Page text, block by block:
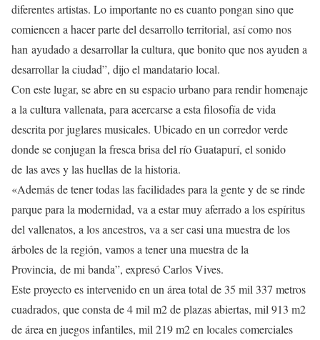
diferentes artistas. Lo importante no es cuanto pongan sino que
comiencen a hacer parte del desarrollo territorial, así como nos
han ayudado a desarrollar la cultura, que bonito que nos ayuden a
desarrollar la ciudad”, dijo el mandatario local.
Con este lugar, se abre en su espacio urbano para rendir homenaje
a la cultura vallenata, para acercarse a esta filosofía de vida
descrita por juglares musicales. Ubicado en un corredor verde
donde se conjugan la fresca brisa del río Guatapurí, el sonido
de las aves y las huellas de la historia.
«Además de tener todas las facilidades para la gente y de se rinde
parque para la modernidad, va a estar muy aferrado a los espíritus
del vallenatos, a los ancestros, va a ser casi una muestra de los
árboles de la región, vamos a tener una muestra de la
Provincia, de mi banda”, expresó Carlos Vives.
Este proyecto es intervenido en un área total de 35 mil 337 metros
cuadrados, que consta de 4 mil m2 de plazas abiertas, mil 913 m2
de área en juegos infantiles, mil 219 m2 en locales comerciales